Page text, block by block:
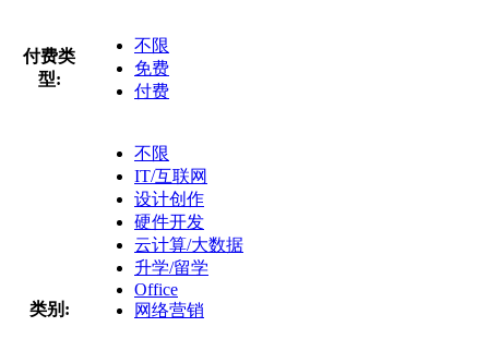
付费类
型:
不限
免费
付费
类别:
不限
IT/互联网
设计创作
硬件开发
云计算/大数据
升学/留学
Office
网络营销